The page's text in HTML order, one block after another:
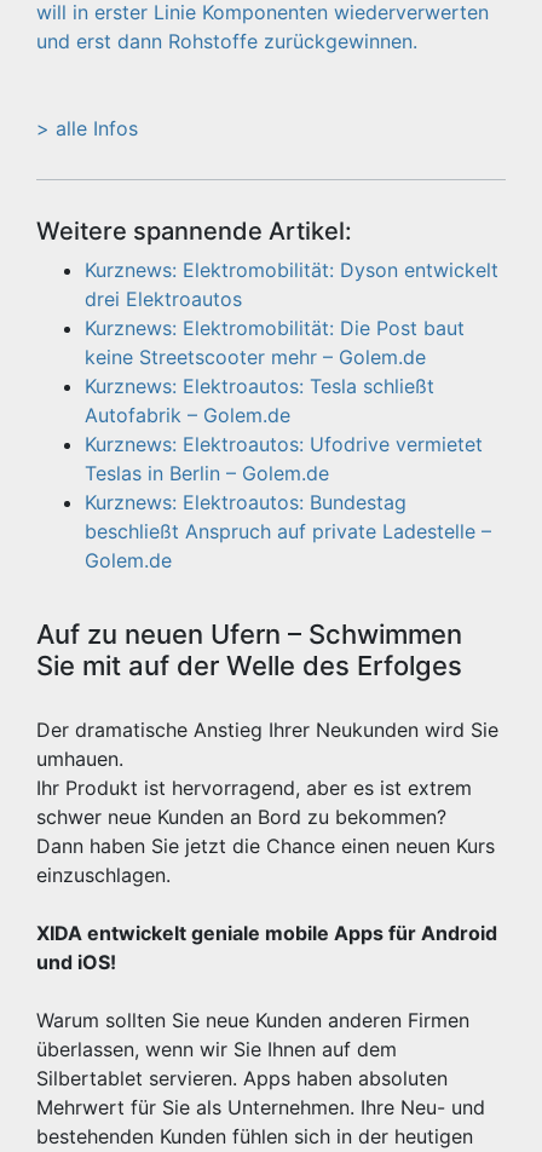
> alle Infos
Weitere spannende Artikel:
Kurznews: Elektromobilität: Dyson entwickelt
drei Elektroautos
Kurznews: Elektromobilität: Die Post baut
keine Streetscooter mehr – Golem.de
Kurznews: Elektroautos: Tesla schließt
Autofabrik – Golem.de
Kurznews: Elektroautos: Ufodrive vermietet
Teslas in Berlin – Golem.de
Kurznews: Elektroautos: Bundestag
beschließt Anspruch auf private Ladestelle –
Golem.de
Auf zu neuen Ufern – Schwimmen
Sie mit auf der Welle des Erfolges
Der dramatische Anstieg Ihrer Neukunden wird Sie
umhauen.
Ihr Produkt ist hervorragend, aber es ist extrem
schwer neue Kunden an Bord zu bekommen?
Dann haben Sie jetzt die Chance einen neuen Kurs
einzuschlagen.
XIDA entwickelt geniale mobile Apps für Android
und iOS!
Warum sollten Sie neue Kunden anderen Firmen
überlassen, wenn wir Sie Ihnen auf dem
Silbertablet servieren. Apps haben absoluten
Mehrwert für Sie als Unternehmen. Ihre Neu- und
bestehenden Kunden fühlen sich in der heutigen